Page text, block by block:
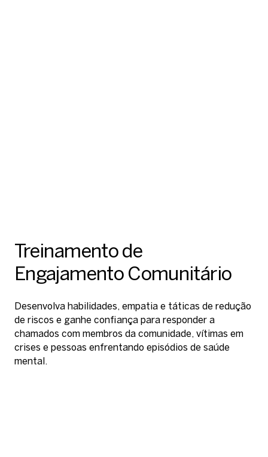
Treinamento de
Engajamento Comunitário
Desenvolva habilidades, empatia e táticas de redução
de riscos e ganhe confiança para responder a
chamados com membros da comunidade, vítimas em
crises e pessoas enfrentando episódios de saúde
mental.
Aprimore as habilidades com dispositivos de energia
TASER, incluindo avaliação de alvos, velocidade,
Simplifique a facilitação e reforce as habilidades
adquiridas na realidade virtual com uma biblioteca
abrangente de conteúdo e materiais extras de